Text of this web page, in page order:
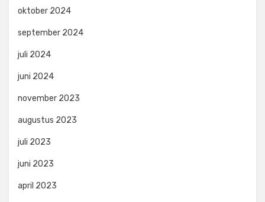
oktober 2024
september 2024
juli 2024
juni 2024
november 2023
augustus 2023
juli 2023
juni 2023
april 2023